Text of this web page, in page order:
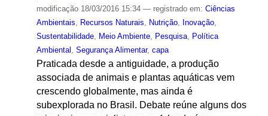
modificação18/03/2016 15:34 — registrado em: Ciências
Ambientais
Recursos Naturais Nutrição, Inovação,
Sustentabilidade, Meio Ambiente, Pesquisa,
Política
Ambiental
Segurança Alimentar, capa
Praticada desde a antiguidade, a produção
associada de animais e plantas aquáticas vem
crescendo globalmente, mas ainda é
subexplorada no Brasil. Debate reúne alguns dos